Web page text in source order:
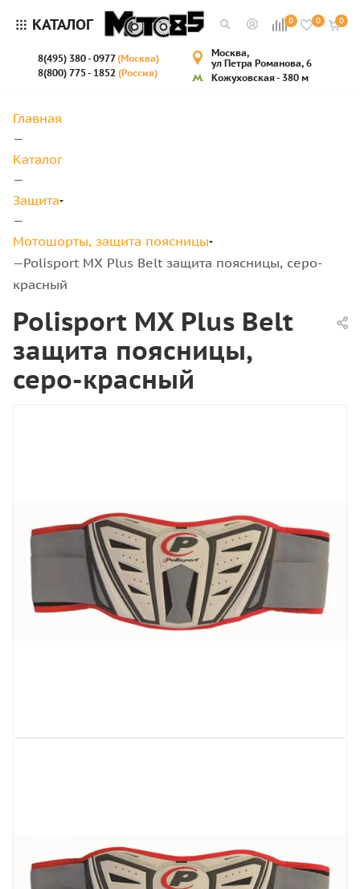
КАТАЛОГ 0 0 0
8(495) 380 - 0977(Москва)
8(800) 775 - 1852 (Россия)
Москва,
ул Петра Романова, 6
Кожуховская - 380 м
Главная
—
Каталог
—
Защита
—
Мотошорты, защита поясницы
—Polisport MX Plus Belt защита поясницы, серо-
красный
Polisport MX Plus Belt
защита поясницы,
серо-красный